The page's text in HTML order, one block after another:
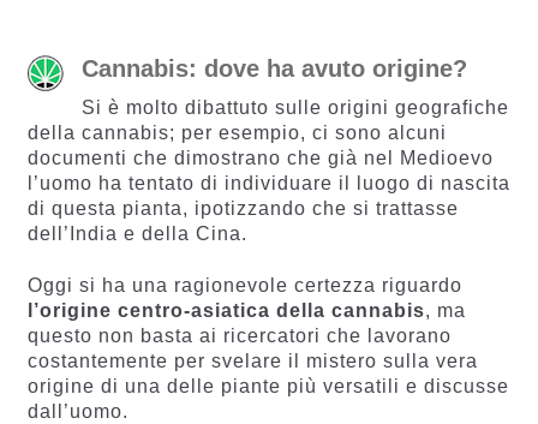
Cannabis: dove ha avuto origine?
Si è molto dibattuto sulle origini geografiche
della cannabis; per esempio, ci sono alcuni
documenti che dimostrano che già nel Medioevo
l’uomo ha tentato di individuare il luogo di nascita
di questa pianta, ipotizzando che si trattasse
dell’India e della Cina.
Oggi si ha una ragionevole certezza riguardo
l’origine centro-asiatica della cannabis, ma
questo non basta ai ricercatori che lavorano
costantemente per svelare il mistero sulla vera
origine di una delle piante più versatili e discusse
dall’uomo.